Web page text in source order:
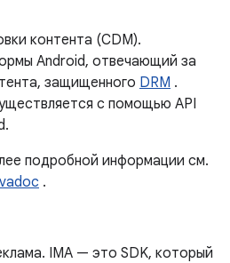
контента (CDM).
Android, отвечающий за
защищенного DRM .
с помощью API
подробной информации см.
.
IMA — это SDK, который